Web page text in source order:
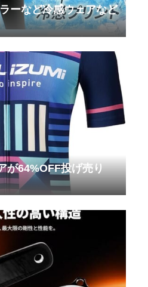
ーなど冷感ウェアなど
が64%OFF投げ売り